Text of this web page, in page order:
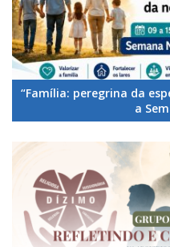
“Família: peregrina da
a